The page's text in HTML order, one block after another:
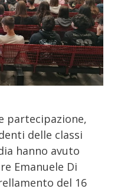
partecipazione,
delle classi
hanno avuto
Emanuele Di
del 16